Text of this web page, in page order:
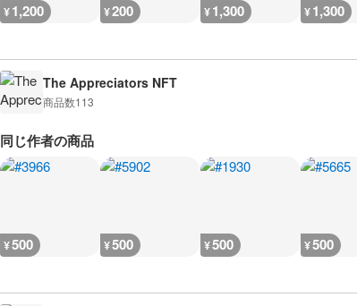
¥1,200 ¥200 ¥1,300 ¥1,300
The Appreciators NFT
商品数113
同じ作者の商品
¥500 ¥500 ¥500 ¥500